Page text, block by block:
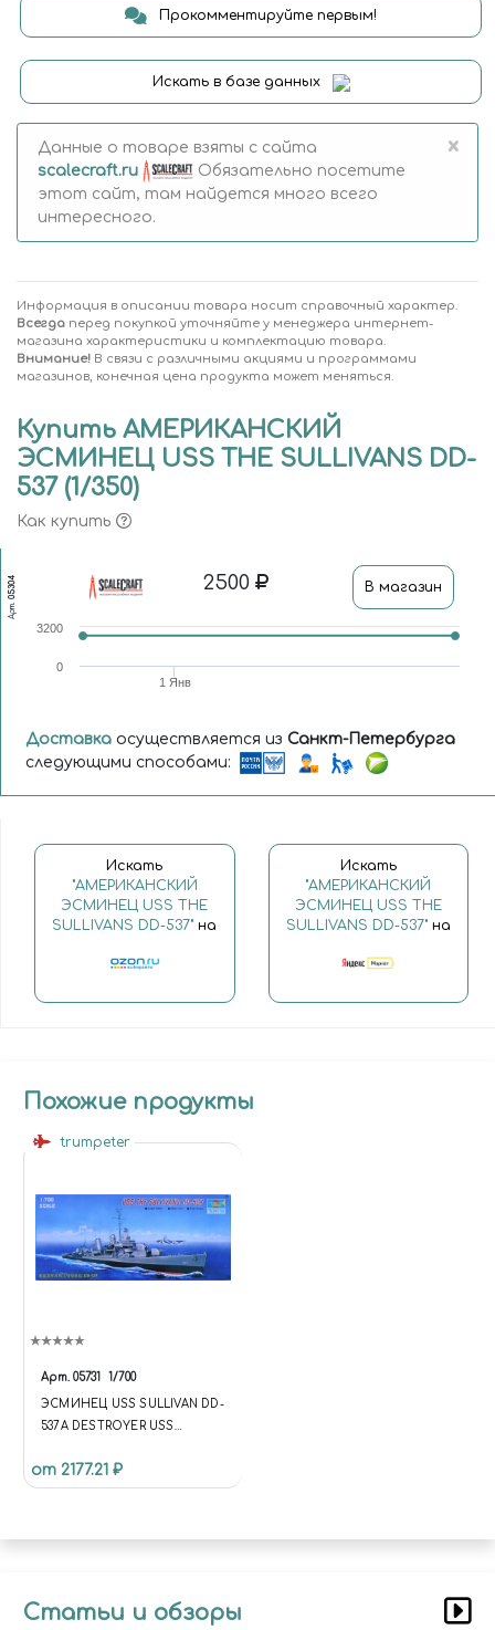
Прокомментируйте первым!
Искать в базе данных
Данные о товаре взяты с сайта
scalecraft.ru
Обязательно посетите
этот сайт, там найдется много всего
интересного.
×
Информация в описании товара носит справочный характер.
Всегда перед покупкой уточняйте у менеджера интернет-
магазина характеристики и комплектацию товара.
Внимание! В связи с различными акциями и программами
магазинов, конечная цена продукта может меняться.
Купить АМЕРИКАНСКИЙ
ЭСМИНЕЦ USS THE SULLIVANS DD-
537 (1/350)
Как купить
Арт.
05304 2500 В магазин
1 Янв
0
3200
Доставка осуществляется из Санкт-Петербурга
следующими способами:
Искать
"АМЕРИКАНСКИЙ
ЭСМИНЕЦ USS THE
SULLIVANS DD-537" на
Искать
"АМЕРИКАНСКИЙ
ЭСМИНЕЦ USS THE
SULLIVANS DD-537"на
Похожие продукты
trumpeter
Арт. 05731 1/700
ЭСМИНЕЦ USS SULLIVAN DD-
537A DESTROYER USS
от 2177.21 ₽
Статьи и обзоры